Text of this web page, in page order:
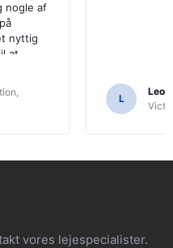
nogle af
nyttig
at
vi ikke
L
vores lejespecialister.